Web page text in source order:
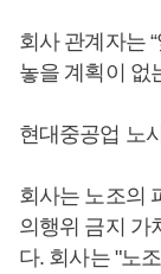
회사 관계자는
놓을 계획이 없
현대중공업 노
회사는 노조의
의행위 금지 가
다. 회사는 "노